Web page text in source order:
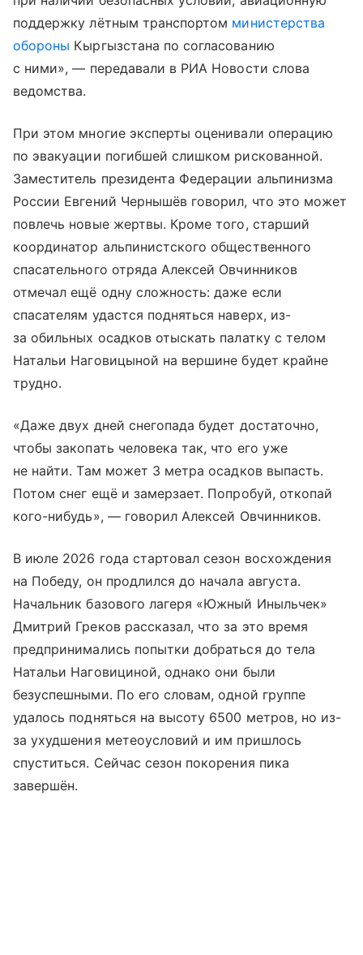
поддержку лётным транспортом министерства
обороны Кыргызстана по согласованию
с ними», — передавали в РИА Новости слова
ведомства.
При этом многие эксперты оценивали операцию
по эвакуации погибшей слишком рискованной.
Заместитель президента Федерации альпинизма
России Евгений Чернышёв говорил, что это может
повлечь новые жертвы. Кроме того, старший
координатор альпинистского общественного
спасательного отряда Алексей Овчинников
отмечал ещё одну сложность: даже если
спасателям удастся подняться наверх, из-
за обильных осадков отыскать палатку с телом
Натальи Наговицыной на вершине будет крайне
трудно.
«Даже двух дней снегопада будет достаточно,
чтобы закопать человека так, что его уже
не найти. Там может 3 метра осадков выпасть.
Потом снег ещё и замерзает. Попробуй, откопай
кого-нибудь», — говорил Алексей Овчинников.
В июле 2026 года стартовал сезон восхождения
на Победу, он продлился до начала августа.
Начальник базового лагеря «Южный Иныльчек»
Дмитрий Греков рассказал, что за это время
предпринимались попытки добраться до тела
Натальи Наговициной, однако они были
безуспешными. По его словам, одной группе
удалось подняться на высоту 6500 метров, но из-
за ухудшения метеоусловий и им пришлось
спуститься. Сейчас сезон покорения пика
завершён.